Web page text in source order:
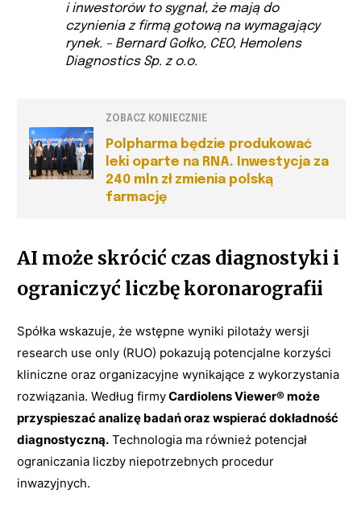
i inwestorów to sygnał, że mają do
czynienia z firmą gotową na wymagający
rynek. – Bernard Gołko, CEO, Hemolens
Diagnostics Sp. z o.o.
ZOBACZ KONIECZNIE
Polpharma będzie produkować
leki oparte na RNA. Inwestycja za
240 mln zł zmienia polską
farmację
AI może skrócić czas diagnostyki i
ograniczyć liczbę koronarografii
Spółka wskazuje, że wstępne wyniki pilotaży wersji
research use only (RUO) pokazują potencjalne korzyści
kliniczne oraz organizacyjne wynikające z wykorzystania
rozwiązania. Według firmyCardiolens Viewer® może
przyspieszać analizę badań oraz wspierać dokładność
diagnostyczną. Technologia ma również potencjał
ograniczania liczby niepotrzebnych procedur
inwazyjnych.